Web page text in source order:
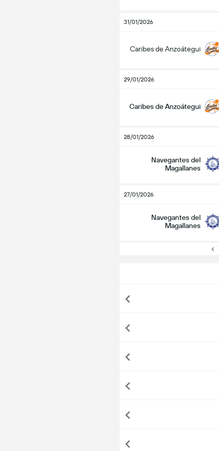
31/01/2026
Caribes de Anzoátegui
29/01/2026
Caribes de Anzoátegui
28/01/2026
Navegantes del
Magallanes
27/01/2026
Navegantes del
Magallanes